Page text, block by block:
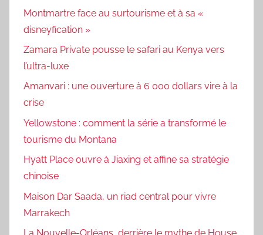
Montmartre face au surtourisme et à sa «
disneyfication »
Zamara Private pousse le safari au Kenya vers
l’ultra-luxe
Amanvari : une ouverture à 6 000 dollars vire à la
crise
Yellowstone : comment la série a transformé le
tourisme du Montana
Hyatt Place ouvre à Jiaxing et affine sa stratégie
chinoise
Maison Dar Saada, un riad central pour vivre
Marrakech